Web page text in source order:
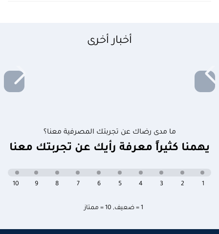
أخبار أخرى
ما مدى رضاك عن تجربتك المصرفية معنا؟
يهمنا كثيراً معرفة رأيك عن تجربتك معنا
1 = ضعيف , 10 = ممتاز
10 9 8 7 6 5 4 3 2 1